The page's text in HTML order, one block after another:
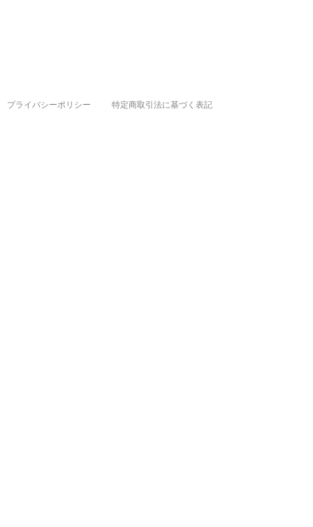
プライバシーポリシー 特定商取引法に基づく表記